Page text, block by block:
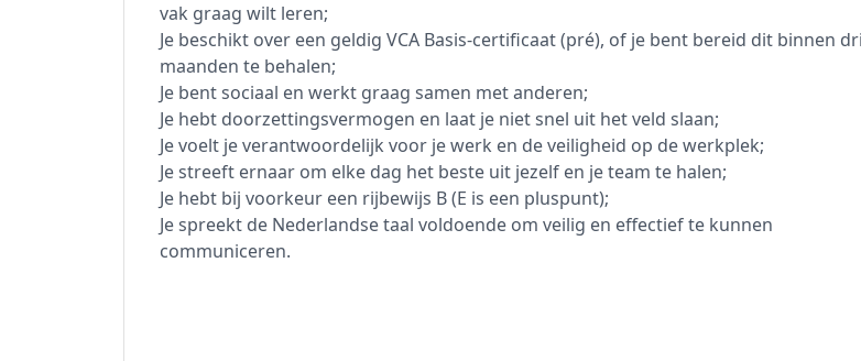
vak graag wilt leren;
Je beschikt over een geldig VCA Basis-certificaat (pré), of je bent bereid dit binnen
maanden te behalen;
Je bent sociaal en werkt graag samen met anderen;
Je hebt doorzettingsvermogen en laat je niet snel uit het veld slaan;
Je voelt je verantwoordelijk voor je werk en de veiligheid op de werkplek;
Je streeft ernaar om elke dag het beste uit jezelf en je team te halen;
Je hebt bij voorkeur een rijbewijs B (E is een pluspunt);
Je spreekt de Nederlandse taal voldoende om veilig en effectief te kunnen
communiceren.